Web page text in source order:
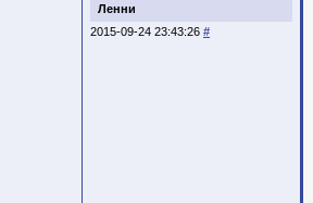
Ленни
2015-09-24 23:43:26 #